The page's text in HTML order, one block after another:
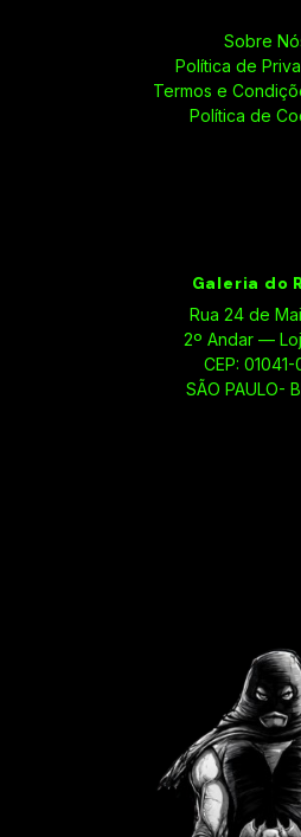
Sobre
Política de
Termos e
Política de
Galeria do
Rua 24 de
2º Andar —
CEP:
SÃO PAULO-